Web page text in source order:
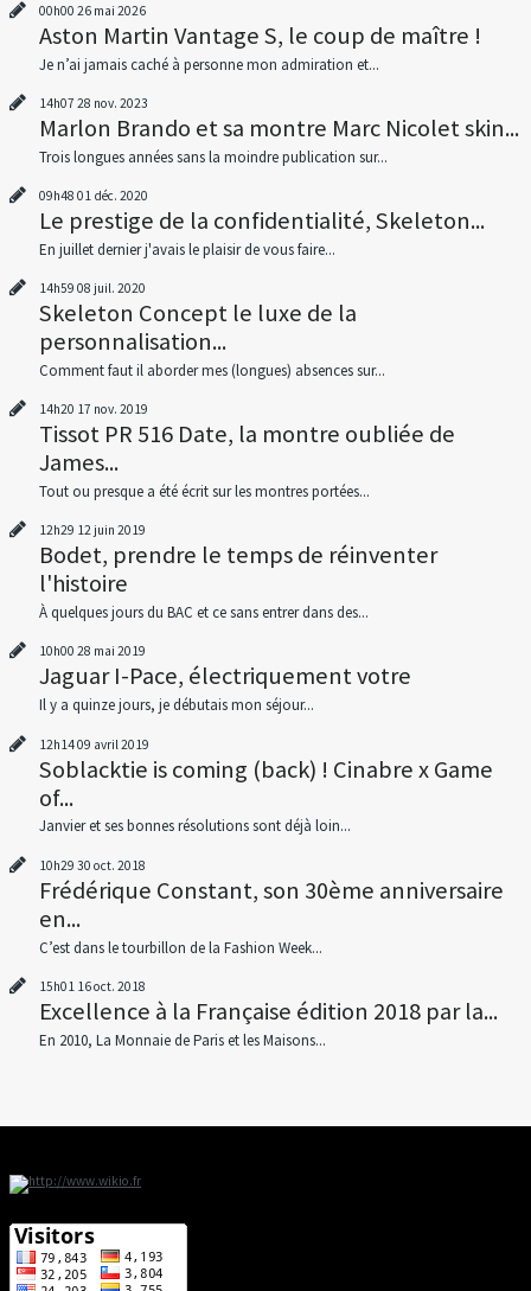
00h00 26 mai 2026
Aston Martin Vantage S, le coup de maître !
Je n’ai jamais caché à personne mon admiration et...
14h07 28 nov. 2023
Marlon Brando et sa montre Marc Nicolet skin...
Trois longues années sans la moindre publication sur...
09h48 01 déc. 2020
Le prestige de la confidentialité, Skeleton...
En juillet dernier j'avais le plaisir de vous faire...
14h59 08 juil. 2020
Skeleton Concept le luxe de la
personnalisation...
Comment faut il aborder mes (longues) absences sur...
14h20 17 nov. 2019
Tissot PR 516 Date, la montre oubliée de
James...
Tout ou presque a été écrit sur les montres portées...
12h29 12 juin 2019
Bodet, prendre le temps de réinventer
l'histoire
À quelques jours du BAC et ce sans entrer dans des...
10h00 28 mai 2019
Jaguar I-Pace, électriquement votre
Il y a quinze jours, je débutais mon séjour...
12h1409 avril 2019
Soblacktie is coming (back) ! Cinabre x Game
of...
Janvier et ses bonnes résolutions sont déjà loin...
10h29 30 oct. 2018
Frédérique Constant, son 30ème anniversaire
en...
C’est dans le tourbillon de la Fashion Week...
15h01 16oct. 2018
Excellence à la Française édition 2018 par la...
En 2010, La Monnaie de Paris et les Maisons...